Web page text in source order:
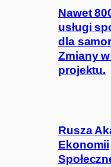
Nawet
usługi
dla
Zmiany
projektu.
Rusza
Ekonomii